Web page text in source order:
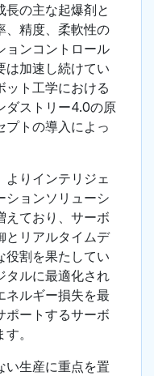
長の主な起爆剤と
、精度、柔軟性の
ョンコントロール
は加速し続けてい
ット工学における
ダストリー4.0の原
プトの導入によっ
よりインテリジェ
ションソリューシ
えており、サーボ
とリアルタイムデ
役割を果たしてい
タルに最適化され
ネルギー損失を最
ポートするサーボ
。
い生産に重点を置